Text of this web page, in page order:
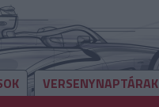
VERSENYNAPTÁRAK